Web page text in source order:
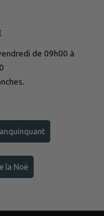
de 09h00 à
la Noë